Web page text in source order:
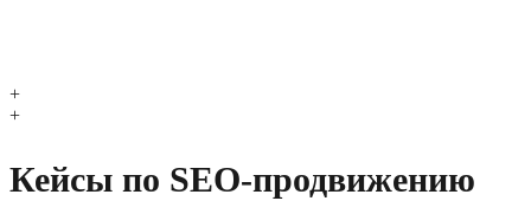
+
+
Кейсы по SEO-продвижению